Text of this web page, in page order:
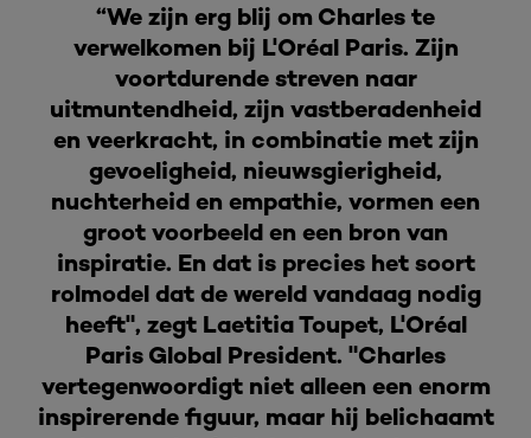
“We zijn erg blij om Charles te
verwelkomen bij L'Oréal Paris. Zijn
voortdurende streven naar
uitmuntendheid, zijn vastberadenheid
en veerkracht, in combinatie met zijn
gevoeligheid, nieuwsgierigheid,
nuchterheid en empathie, vormen een
groot voorbeeld en een bron van
inspiratie. En dat is precies het soort
rolmodel dat de wereld vandaag nodig
heeft", zegt Laetitia Toupet, L'Oréal
Paris Global President. "Charles
vertegenwoordigt niet alleen een enorm
inspirerende figuur, maar hij belichaamt